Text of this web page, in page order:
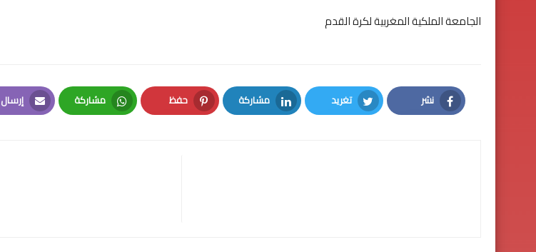
الجامعة الملكية المغربية لكرة القدم
نشر
Facebook
تغريد
Twitter
مشاركة
LinkedIn
حفظ
Pinterest
مشاركة
Whatsapp
إرسال
Email